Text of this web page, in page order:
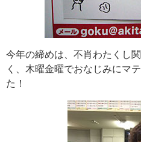
今年の締めは、不肖わたくし
く、木曜金曜でおなじみにマ
た！